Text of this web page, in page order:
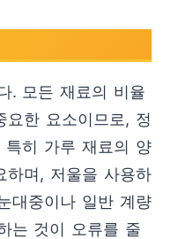
. 모든 재료의 비율
요한 요소이므로, 정
특히 가루 재료의 양
하며, 저울을 사용하
대중이나 일반 계량
는 것이 오류를 줄